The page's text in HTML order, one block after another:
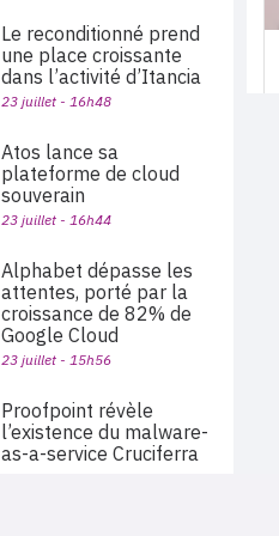
Le reconditionné prend
une place croissante
dans l’activité d’Itancia
23 juillet - 16h48
Atos lance sa
plateforme de cloud
souverain
23 juillet - 16h44
Alphabet dépasse les
attentes, porté par la
croissance de 82% de
Google Cloud
23 juillet - 15h56
Proofpoint révèle
l’existence du malware-
as-a-service Cruciferra